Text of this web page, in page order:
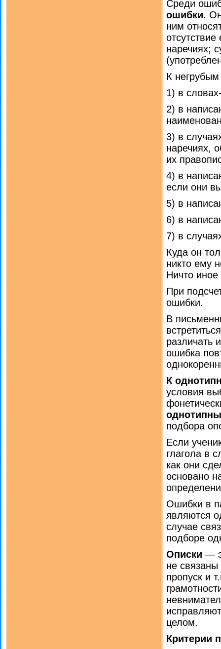
Среди
ошибки.
ним
наречиях;
К
1) в
2) в
3) в
наречиях,
их
4) в
если они
5) в
6) в
7) в
Куда он
никто ему
Ничто
При
ошибки.
В
различать
ошибка
К
условия
подбора
Если
глагола в
как они
основано
Ошибки в
являются
случае
подборе
Описки —
не
пропуск и
целом.
Критерии